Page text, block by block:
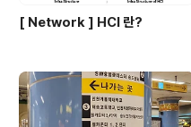
[ Network ] HCI 란?